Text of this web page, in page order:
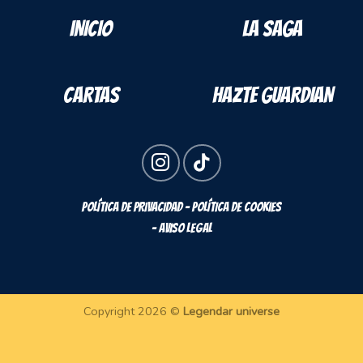
INICIO LA SAGA
CARTAS HAZTE GUARDIAN
POLÍTICA DE PRIVACIDAD - POLÍTICA DE COOKIES
- AVISO LEGAL
Copyright 2026 © Legendar universe